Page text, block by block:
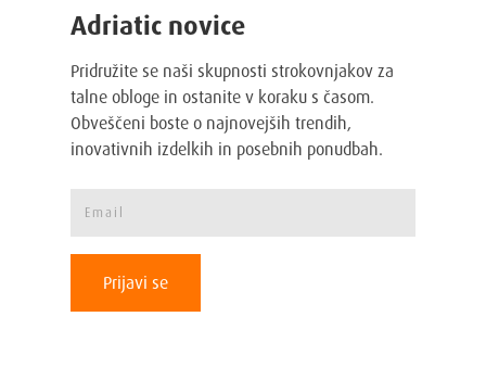
Adriatic novice
Pridružite se naši skupnosti strokovnjakov za
talne obloge in ostanite v koraku s časom.
Obveščeni boste o najnovejših trendih,
inovativnih izdelkih in posebnih ponudbah.
Prijavi se